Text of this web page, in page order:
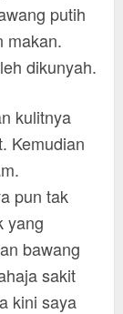
putih
makan.
dikunyah.
kulitnya
Kemudian
pun tak
yang
bawang
sakit
kini saya